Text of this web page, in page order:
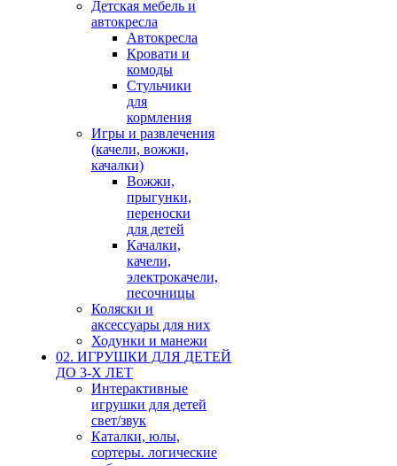
Детская мебель и
автокресла
Автокресла
Кровати и
комоды
Стульчики
для
кормления
Игры и развлечения
(качели, вожжи,
качалки)
Вожжи,
прыгунки,
переноски
для детей
Качалки,
качели,
электрокачели,
песочницы
Коляски и
аксессуары для них
Ходунки и манежи
02. ИГРУШКИ ДЛЯ ДЕТЕЙ
ДО 3-Х ЛЕТ
Интерактивные
игрушки для детей
свет/звук
Каталки, юлы,
сортеры. логические